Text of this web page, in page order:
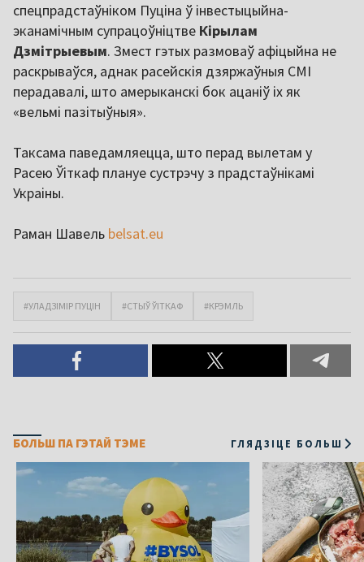
спецпрадстаўніком Пуціна ў інвестыцыйна-
эканамічным супрацоўніцтве Кірылам
Дзмітрыевым. Змест гэтых размоваў афіцыйна не
раскрываўся, аднак расейскія дзяржаўныя СМІ
перадавалі, што амерыканскі бок ацаніў іх як
«вельмі пазітыўныя».
Таксама паведамляецца, што перад вылетам у
Расею Ўіткаф плануе сустрэчу з прадстаўнікамі
Украіны.
Раман Шавель belsat.eu
#УЛАДЗІМІР ПУЦІН #СТЫЎ ЎІТКАФ #КРЭМЛЬ
БОЛЬШ ПА ГЭТАЙ ТЭМЕ ГЛЯДЗІЦЕ БОЛЬШ